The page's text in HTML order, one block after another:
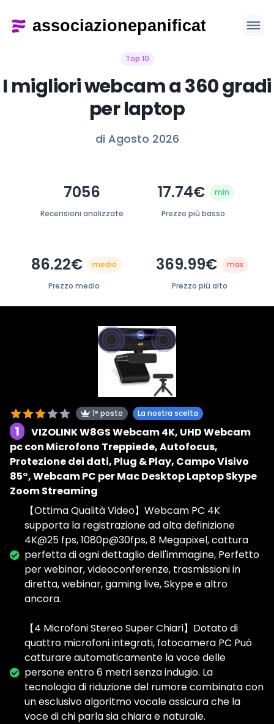
Top 10
I migliori webcam a 360 gradi
per laptop
di Agosto 2026
7056
Recensioni analizzate
17.74€ min
Prezzo più basso
86.22€ medio
Prezzo medio
369.99€ max
Prezzo più alto
1° posto La nostra scelta
1
VIZOLINK W8GS Webcam 4K, UHD Webcam
pc con Microfono Treppiede, Autofocus,
Protezione dei dati, Plug & Play, Campo Visivo
85°, Webcam PC per Mac Desktop Laptop Skype
Zoom Streaming
【Ottima Qualità Video】Webcam PC 4K
supporta la registrazione ad alta definizione
4K@25 fps, 1080p@30fps, 8 Megapixel, cattura
perfetta di ogni dettaglio dell'immagine, Perfetto
per webinar, videoconferenze, trasmissioni in
diretta, webinar, gaming live, Skype e altro
ancora.
【4 Microfoni Stereo Super Chiari】Dotato di
quattro microfoni integrati, fotocamera PC Può
catturare automaticamente la voce delle
persone entro 6 metri senza indugio. La
tecnologia di riduzione del rumore combinata con
un esclusivo algoritmo vocale assicura che la
voce di chi parla sia chiara e naturale.